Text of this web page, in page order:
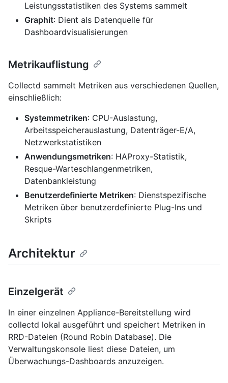
Leistungsstatistiken des Systems sammelt
Graphit: Dient als Datenquelle für
Dashboardvisualisierungen
Metrikauflistung
Collectd sammelt Metriken aus verschiedenen Quellen,
einschließlich:
Systemmetriken: CPU-Auslastung,
Arbeitsspeicherauslastung, Datenträger-E/A,
Netzwerkstatistiken
Anwendungsmetriken: HAProxy-Statistik,
Resque-Warteschlangenmetriken,
Datenbankleistung
Benutzerdefinierte Metriken: Dienstspezifische
Metriken über benutzerdefinierte Plug-Ins und
Skripts
Architektur
Einzelgerät
In einer einzelnen Appliance-Bereitstellung wird
collectd lokal ausgeführt und speichert Metriken in
RRD-Dateien (Round Robin Database). Die
Verwaltungskonsole liest diese Dateien, um
Überwachungs-Dashboards anzuzeigen.